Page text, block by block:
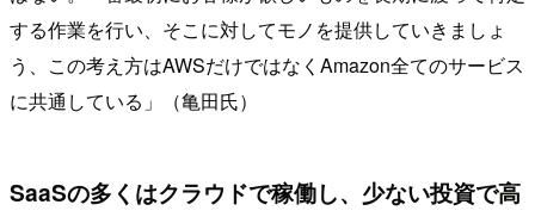
する作業を行い、そこに対してモノを提供していきましょ
う、この考え方はAWSだけではなくAmazon全てのサービス
に共通している」（亀田氏）
SaaSの多くはクラウドで稼働し、少ない投資で高